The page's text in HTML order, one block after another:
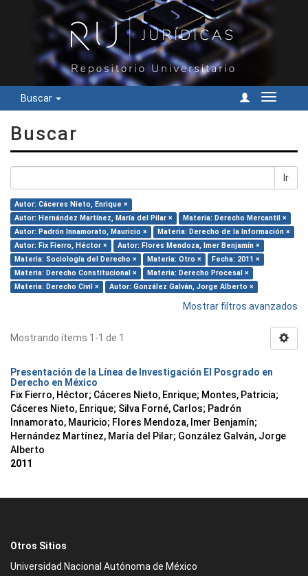
Buscar
Cambiar
Buscar
Ir
Autor: Cáceres Nieto, Enrique ×
Autor: Hernández Martínez, María del Pilar ×
Materia: Derecho Mercantil ×
Autor: Padrón Innamorato, Mauricio ×
Materia: Derecho de la Información ×
Autor: Fix Fierro, Héctor ×
Autor: Flores Mendoza, Imer Benjamín ×
Materia: Sociología del Derecho ×
Materia: Otro ×
Fecha: 2011 ×
Materia: Derecho Constitucional ×
Materia: Derecho Procesal ×
Materia: Derecho Civil ×
Autor: González Galván, Jorge Alberto ×
Mostrar filtros avanzados
Mostrando ítems 1-1 de 1
Presentación de la Línea de Investigación El Posgrado en
Derecho en México
Fix Fierro, Héctor; Cáceres Nieto, Enrique; Montes, Patricia;
Cáceres Nieto, Enrique; Silva Forné, Carlos; Padrón
Innamorato, Mauricio; Flores Mendoza, Imer Benjamín;
Hernández Martínez, María del Pilar; González Galván, Jorge
Alberto
2011
Otros Sitios
Universidad Nacional Autónoma de México